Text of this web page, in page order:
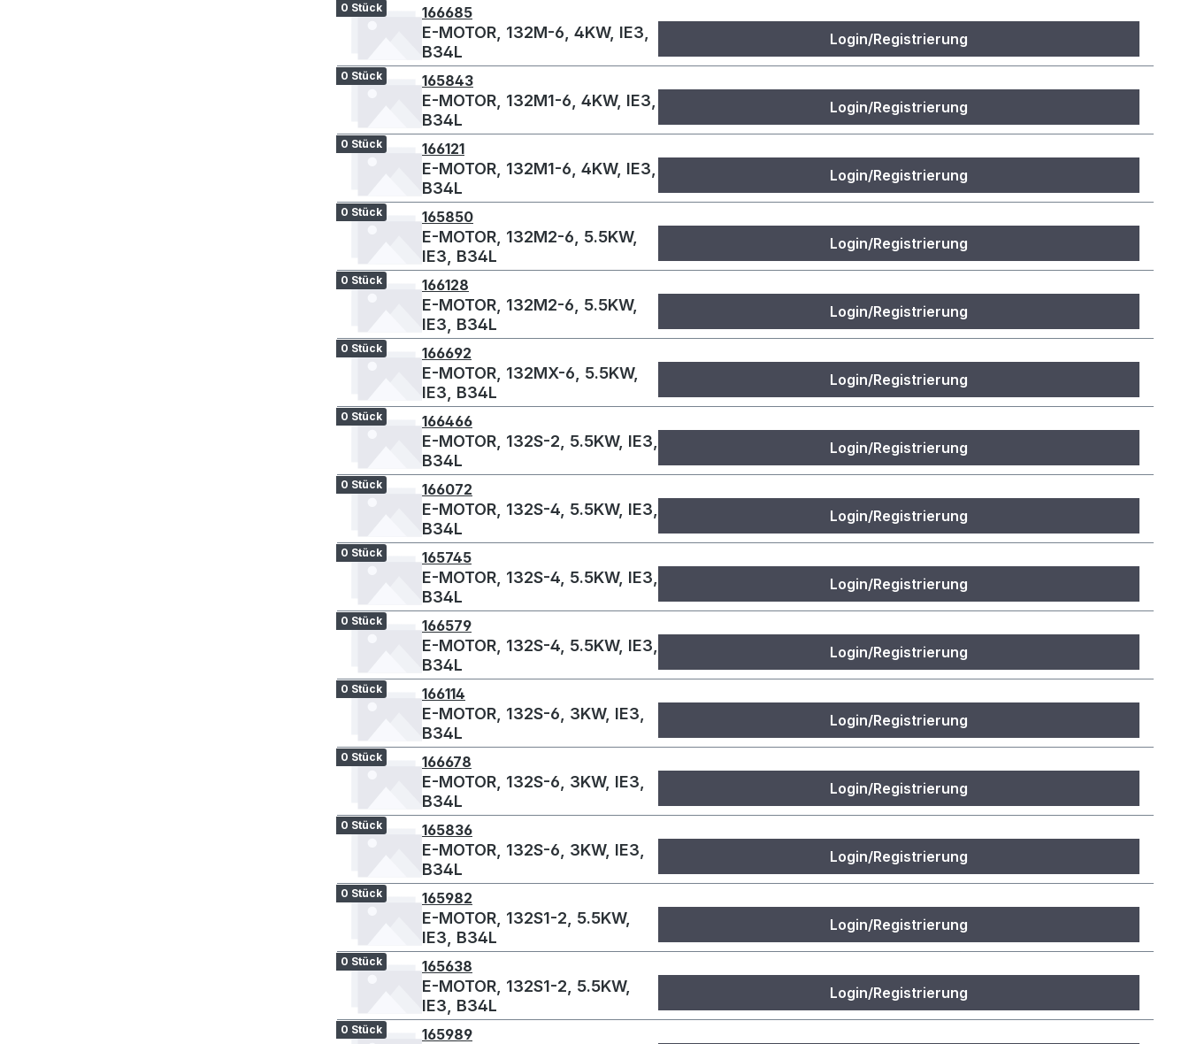
0 Stück 166685
E-MOTOR, 132M-6, 4KW, IE3,
B34L
Login/Registrierung
0 Stück 165843
E-MOTOR, 132M1-6, 4KW, IE3,
B34L
Login/Registrierung
0 Stück 166121
E-MOTOR, 132M1-6, 4KW, IE3,
B34L
Login/Registrierung
0 Stück 165850
E-MOTOR, 132M2-6, 5.5KW,
IE3, B34L
Login/Registrierung
0 Stück 166128
E-MOTOR, 132M2-6, 5.5KW,
IE3, B34L
Login/Registrierung
0 Stück 166692
E-MOTOR, 132MX-6, 5.5KW,
IE3, B34L
Login/Registrierung
0 Stück 166466
E-MOTOR, 132S-2, 5.5KW, IE3,
B34L
Login/Registrierung
0 Stück 166072
E-MOTOR, 132S-4, 5.5KW, IE3,
B34L
Login/Registrierung
0 Stück 165745
E-MOTOR, 132S-4, 5.5KW, IE3,
B34L
Login/Registrierung
0 Stück 166579
E-MOTOR, 132S-4, 5.5KW, IE3,
B34L
Login/Registrierung
0 Stück 166114
E-MOTOR, 132S-6, 3KW, IE3,
B34L
Login/Registrierung
0 Stück 166678
E-MOTOR, 132S-6, 3KW, IE3,
B34L
Login/Registrierung
0 Stück 165836
E-MOTOR, 132S-6, 3KW, IE3,
B34L
Login/Registrierung
0 Stück 165982
E-MOTOR, 132S1-2, 5.5KW,
IE3, B34L
Login/Registrierung
0 Stück 165638
E-MOTOR, 132S1-2, 5.5KW,
IE3, B34L
Login/Registrierung
0 Stück 165989